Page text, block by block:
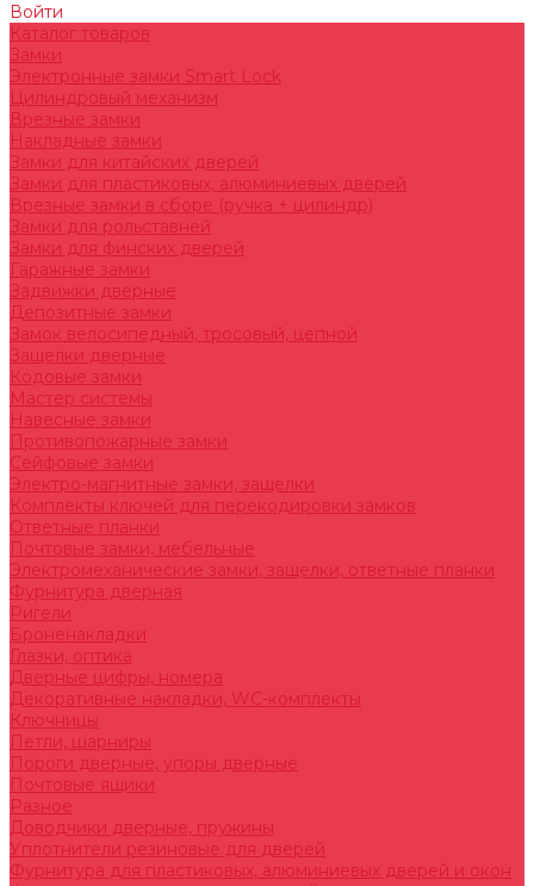
Войти
Каталог товаров
Замки
Электронные замки Smart Lock
Цилиндровый механизм
Врезные замки
Накладные замки
Замки для китайских дверей
Замки для пластиковых, алюминиевых дверей
Врезные замки в сборе (ручка + цилиндр)
Замки для рольставней
Замки для финских дверей
Гаражные замки
Задвижки дверные
Депозитные замки
Замок велосипедный, тросовый, цепной
Защелки дверные
Кодовые замки
Мастер системы
Навесные замки
Противопожарные замки
Сейфовые замки
Электро-магнитные замки, защелки
Комплекты ключей для перекодировки замков
Ответные планки
Почтовые замки, мебельные
Электромеханические замки, защелки, ответные планки
Фурнитура дверная
Ригели
Броненакладки
Глазки, оптика
Дверные цифры, номера
Декоративные накладки, WC-комплекты
Ключницы
Петли, шарниры
Пороги дверные, упоры дверные
Почтовые ящики
Разное
Доводчики дверные, пружины
Уплотнители резиновые для дверей
Фурнитура для пластиковых, алюминиевых дверей и окон